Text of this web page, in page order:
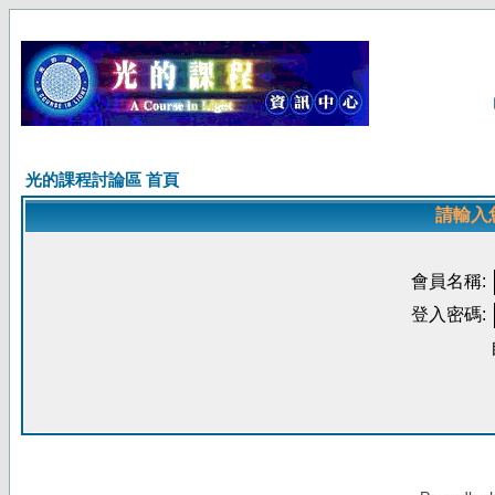
光的課程討論區 首頁
請輸入
會員名稱:
登入密碼: